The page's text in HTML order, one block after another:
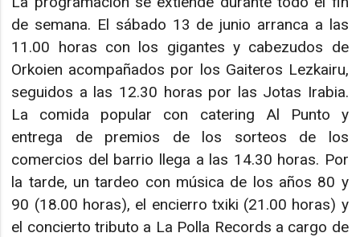
de semana. El sábado 13 de junio arranca a las
11.00 horas con los gigantes y cabezudos de
Orkoien acompañados por los Gaiteros Lezkairu,
seguidos a las 12.30 horas por las Jotas Irabia.
La comida popular con catering Al Punto y
entrega de premios de los sorteos de los
comercios del barrio llega a las 14.30 horas. Por
la tarde, un tardeo con música de los años 80 y
90 (18.00 horas), el encierro txiki (21.00 horas) y
el concierto tributo a La Polla Records a cargo de